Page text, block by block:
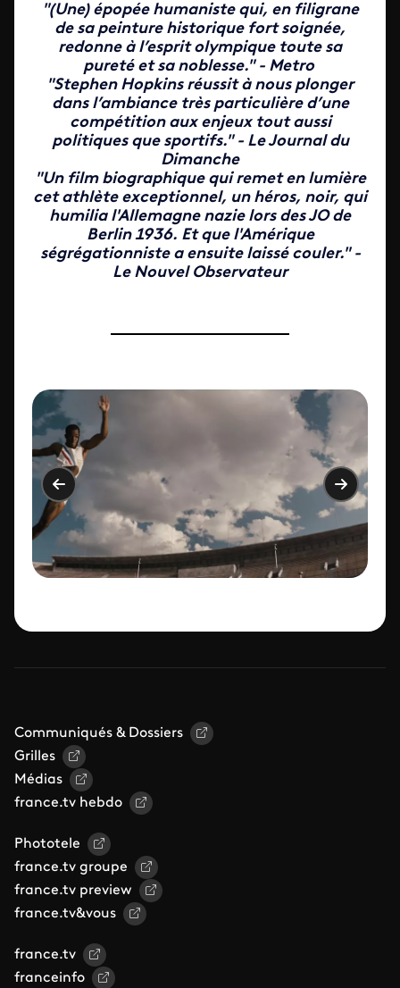
"(Une) épopée humaniste qui, en filigrane
de sa peinture historique fort soignée,
redonne à l’esprit olympique toute sa
pureté et sa noblesse."- Metro
"Stephen Hopkins réussit à nous plonger
dans l’ambiance très particulière d’une
compétition aux enjeux tout aussi
politiques que sportifs."- Le Journal du
Dimanche
"Un film biographique qui remet en lumière
cet athlète exceptionnel, un héros, noir, qui
humilia l'Allemagne nazie lors des JO de
Berlin 1936. Et que l'Amérique
ségrégationniste a ensuite laissé couler." -
Le Nouvel Observateur
Communiqués & Dossiers
Grilles
Médias
france.tv hebdo
Phototele
france.tv groupe
france.tv preview
france.tv&vous
france.tv
franceinfo